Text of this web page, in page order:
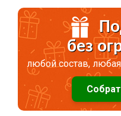
без
любой состав,